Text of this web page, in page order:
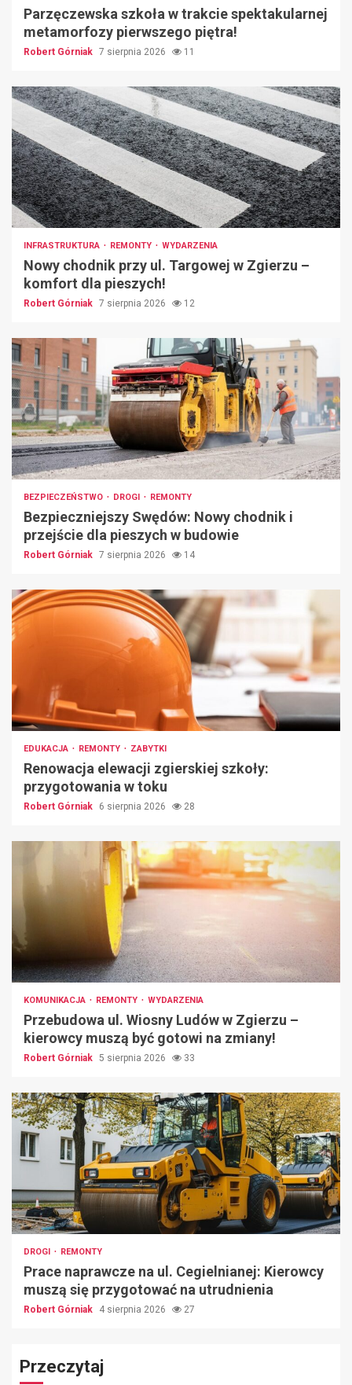
Parzęczewska szkoła w trakcie spektakularnej
metamorfozy pierwszego piętra!
Robert Górniak 7 sierpnia 2026 11
INFRASTRUKTURA REMONTY WYDARZENIA
Nowy chodnik przy ul. Targowej w Zgierzu –
komfort dla pieszych!
Robert Górniak 7 sierpnia 2026 12
BEZPIECZEŃSTWO DROGI REMONTY
Bezpieczniejszy Swędów: Nowy chodnik i
przejście dla pieszych w budowie
Robert Górniak 7 sierpnia 2026 14
EDUKACJA REMONTY ZABYTKI
Renowacja elewacji zgierskiej szkoły:
przygotowania w toku
Robert Górniak 6 sierpnia 2026 28
KOMUNIKACJA REMONTY WYDARZENIA
Przebudowa ul. Wiosny Ludów w Zgierzu –
kierowcy muszą być gotowi na zmiany!
Robert Górniak 5 sierpnia 2026 33
DROGI REMONTY
Prace naprawcze na ul. Cegielnianej: Kierowcy
muszą się przygotować na utrudnienia
Robert Górniak 4 sierpnia 2026 27
Przeczytaj